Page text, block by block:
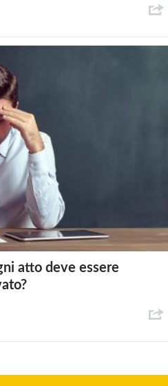
atto deve essere